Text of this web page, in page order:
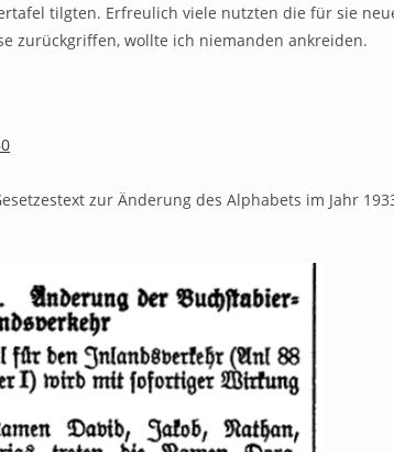
tilgten. Erfreulich viele nutzten die für sie
zurückgriffen, wollte ich niemanden ankreiden.
zur Änderung des Alphabets im Jahr